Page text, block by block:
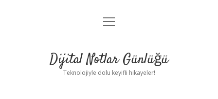
Anasayfa
Yasal Uyarı
menüyü
Dijital Notlar Günlüğü
Teknolojiyle dolu keyifli hikayeler!